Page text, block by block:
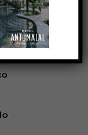
diario